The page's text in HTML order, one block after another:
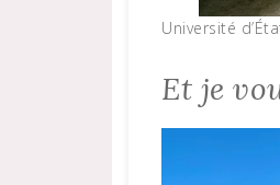
Université
Et je